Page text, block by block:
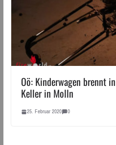
Oö: Kinderwagen brennt
Keller in Molln
25. Februar 2020 0